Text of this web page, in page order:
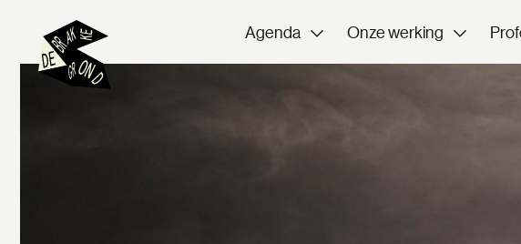
Agenda Onze werking